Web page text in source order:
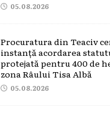
05.08.2026
Procuratura din Teaciv
instanță acordarea
protejată pentru 400 de
zona Râului Tisa Albă
05.08.2026